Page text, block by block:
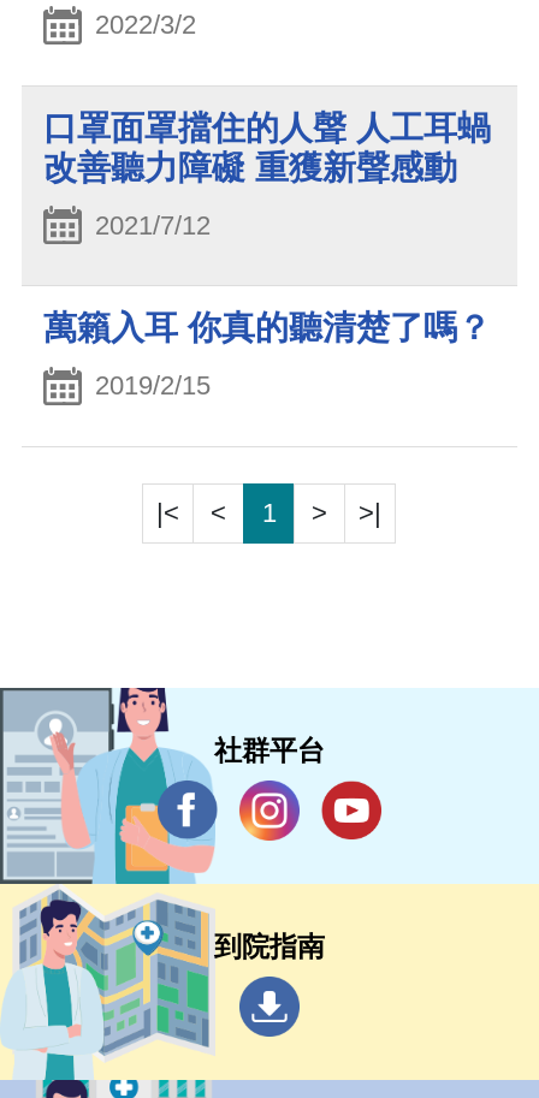
2022/3/2
口罩面罩擋住的人聲 人工耳蝸
改善聽力障礙 重獲新聲感動
2021/7/12
萬籟入耳 你真的聽清楚了嗎？
2019/2/15
|< < 1 > >|
社群平台
到院指南